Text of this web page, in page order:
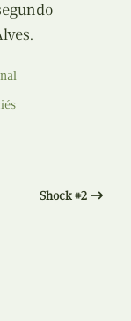
Shock #2